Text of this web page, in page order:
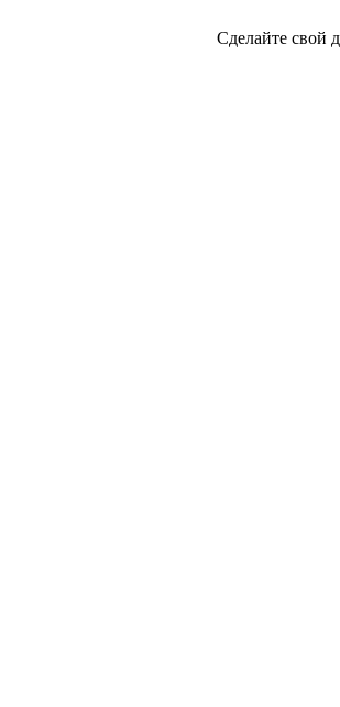
Сделайте свой